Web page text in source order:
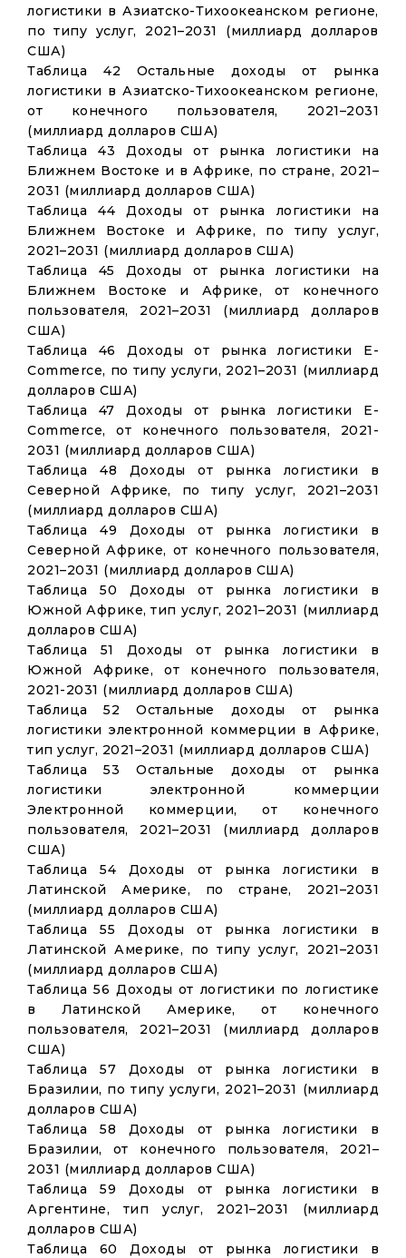
логистики в Азиатско-Тихоокеанском регионе,
по типу услуг, 2021–2031 (миллиард долларов
США)
Таблица 42 Остальные доходы от рынка
логистики в Азиатско-Тихоокеанском регионе,
от конечного пользователя, 2021–2031
(миллиард долларов США)
Таблица 43 Доходы от рынка логистики на
Ближнем Востоке и в Африке, по стране, 2021–
2031 (миллиард долларов США)
Таблица 44 Доходы от рынка логистики на
Ближнем Востоке и Африке, по типу услуг,
2021–2031 (миллиард долларов США)
Таблица 45 Доходы от рынка логистики на
Ближнем Востоке и Африке, от конечного
пользователя, 2021–2031 (миллиард долларов
США)
Таблица 46 Доходы от рынка логистики E-
Commerce, по типу услуги, 2021–2031 (миллиард
долларов США)
Таблица 47 Доходы от рынка логистики E-
Commerce, от конечного пользователя, 2021-
2031 (миллиард долларов США)
Таблица 48 Доходы от рынка логистики в
Северной Африке, по типу услуг, 2021–2031
(миллиард долларов США)
Таблица 49 Доходы от рынка логистики в
Северной Африке, от конечного пользователя,
2021–2031 (миллиард долларов США)
Таблица 50 Доходы от рынка логистики в
Южной Африке, тип услуг, 2021–2031 (миллиард
долларов США)
Таблица 51 Доходы от рынка логистики в
Южной Африке, от конечного пользователя,
2021-2031 (миллиард долларов США)
Таблица 52 Остальные доходы от рынка
логистики электронной коммерции в Африке,
тип услуг, 2021–2031 (миллиард долларов США)
Таблица 53 Остальные доходы от рынка
логистики электронной коммерции
Электронной коммерции, от конечного
пользователя, 2021–2031 (миллиард долларов
США)
Таблица 54 Доходы от рынка логистики в
Латинской Америке, по стране, 2021–2031
(миллиард долларов США)
Таблица 55 Доходы от рынка логистики в
Латинской Америке, по типу услуг, 2021–2031
(миллиард долларов США)
Таблица 56 Доходы от логистики по логистике
в Латинской Америке, от конечного
пользователя, 2021–2031 (миллиард долларов
США)
Таблица 57 Доходы от рынка логистики в
Бразилии, по типу услуги, 2021–2031 (миллиард
долларов США)
Таблица 58 Доходы от рынка логистики в
Бразилии, от конечного пользователя, 2021–
2031 (миллиард долларов США)
Таблица 59 Доходы от рынка логистики в
Аргентине, тип услуг, 2021–2031 (миллиард
долларов США)
Таблица 60 Доходы от рынка логистики в